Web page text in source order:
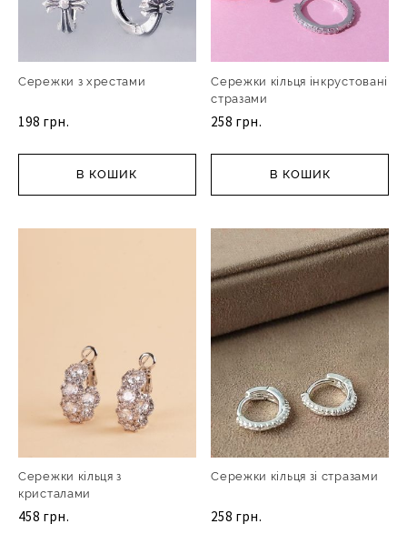
Сережки з хрестами
198 грн.
В КОШИК
Сережки кільця інкрустовані
стразами
258 грн.
В КОШИК
Сережки кільця з
кристалами
458 грн.
Сережки кільця зі стразами
258 грн.